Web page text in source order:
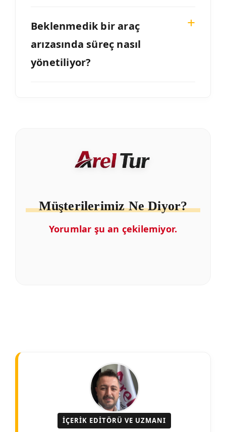
Beklenmedik bir araç
arızasında süreç nasıl
yönetiliyor?
Müşterilerimiz Ne Diyor?
Yorumlar şu an çekilemiyor.
İÇERIK EDITÖRÜ VE UZMANI